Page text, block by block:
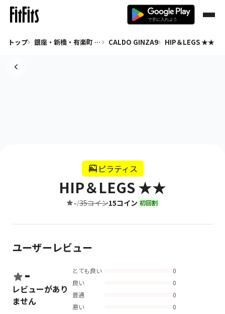
トップ 銀座・新橋・有楽町 ピラティス CALDO GINZA9 HIP＆LEGS ★★
ピラティス
HIP＆LEGS ★★
-/35コイン15コイン 初回割
ユーザーレビュー
-
レビューがあり
ません
とても良い
0
良い
0
普通
0
悪い
0